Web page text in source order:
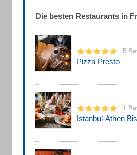
Die besten Restaurants in
5
Pizza Presto
1
Istanbul-Athen